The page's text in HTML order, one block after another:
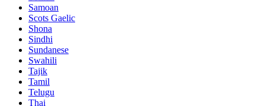
Samoan
Scots Gaelic
Shona
Sindhi
Sundanese
Swahili
Tajik
Tamil
Telugu
Thai